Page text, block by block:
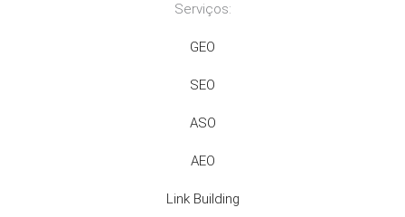
Serviços:
GEO
SEO
ASO
AEO
Link Building